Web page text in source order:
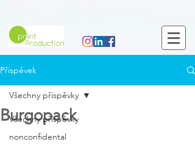
Příspěvek
Všechny příspěvky
nonconfidental
Všechny příspěvky
Burgopack